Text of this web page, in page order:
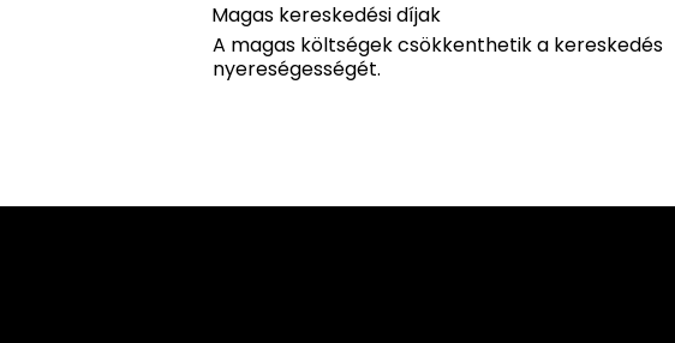
Magas kereskedési díjak
A magas költségek csökkenthetik a kereskedés
nyereségességét.